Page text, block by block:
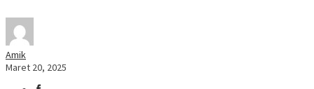
Amik
Maret 20, 2025